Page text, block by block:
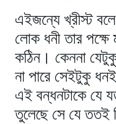
এইজন্যে খ্রীস্ট
লোক ধনী তার
কঠিন। কেননা
না পারে সেইটুকু
এই বন্ধনটাকে যে
তুলেছে সে যে ততই